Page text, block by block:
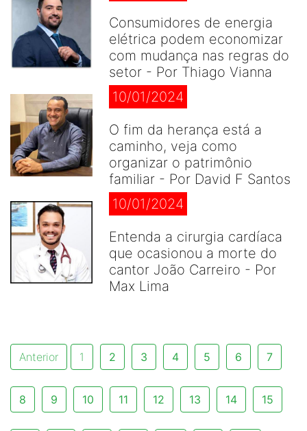
Consumidores de energia
elétrica podem economizar
com mudança nas regras do
setor - Por Thiago Vianna
10/01/2024
O fim da herança está a
caminho, veja como
organizar o patrimônio
familiar - Por David F Santos
10/01/2024
Entenda a cirurgia cardíaca
que ocasionou a morte do
cantor João Carreiro - Por
Max Lima
Anterior 1 2 3 4 5 6 7
8 9 10 11 12 13 14 15